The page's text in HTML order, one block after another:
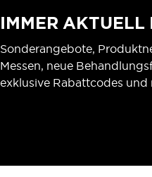
IMMER AKTUELL
Sonderangebote,
Messen, neue
exklusive Rabattcodes und